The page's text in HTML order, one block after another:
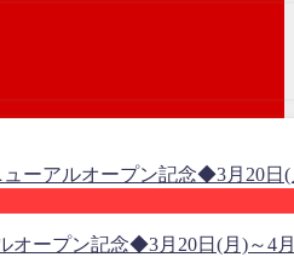
オープン記念◆3月20日(月)～4